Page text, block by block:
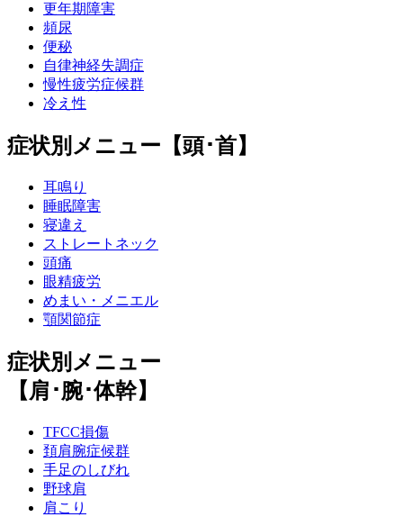
更年期障害
頻尿
便秘
自律神経失調症
慢性疲労症候群
冷え性
症状別メニュー【頭･首】
耳鳴り
睡眠障害
寝違え
ストレートネック
頭痛
眼精疲労
めまい・メニエル
顎関節症
症状別メニュー
【肩･腕･体幹】
TFCC損傷
頚肩腕症候群
手足のしびれ
野球肩
肩こり